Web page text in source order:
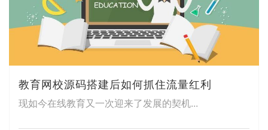
教育网校源码搭建后如何抓住流量红利
现如今在线教育又一次迎来了发展的契机...